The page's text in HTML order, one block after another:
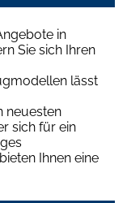
in
Sie sich Ihren
lässt
neuesten
sich für ein
Ihnen eine